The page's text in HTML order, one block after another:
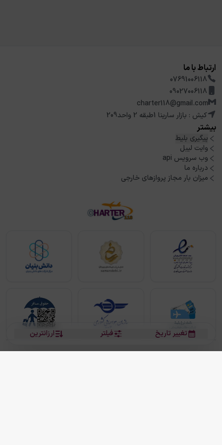
ارزانترین فیلتر تغییر تاریخ
ارتباط با ما
07691006118
09027006118
charter118@gmail.com
کیش : بازار سارینا 1طبقه 2 واحد209
بیشتر
پیگیری بلیط
وایت لیبل
وب سرویس api
درباره ما
میزان بار مجاز پروازهای خارجی
بلیط هواپیمابلیط هواپیما تهران مشهدبلیط چارتربلیط هواپیما تهران استانبولرزرو هتل